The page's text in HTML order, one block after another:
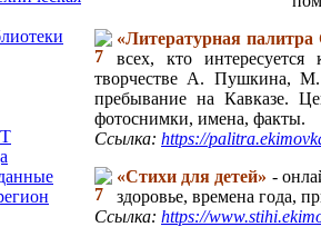
«Литературная палитра
всех, кто интересуется
творчестве А. Пушкина,
пребывание на Кавказе.
фотоснимки, имена, факты.
Ссылка: https://
«Стихи для детей» -
здоровье, времена года,
Ссылка: https://